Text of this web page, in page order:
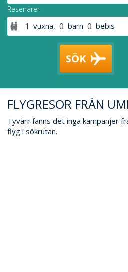
Resenärer
vuxna, barn bebis
SÖK
FLYGRESOR FRÅN
Tyvärr fanns det inga kampanjer
flyg i sökrutan.